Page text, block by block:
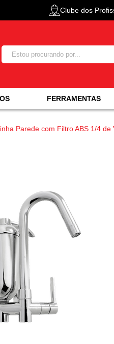
Clube dos
FERRAMENTAS
Parede com Filtro ABS 1/4